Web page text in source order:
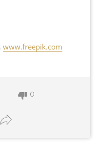
www.freepik.com
0